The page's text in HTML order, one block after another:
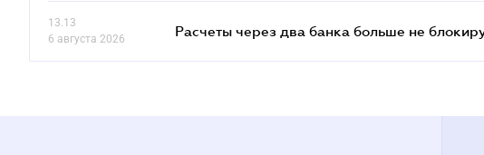
13.13
6 августа 2026
Расчеты через два банка больше не